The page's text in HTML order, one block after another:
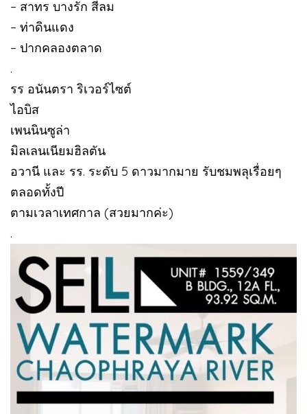
– สาทร บางรัก สีลม
– ท่าดินแดง
– ปากคลองตลาด
.
รร อนันตรา ริเวอร์ไซต์
ไอบิส
เพนนินซูล่า
มิลเลนเนียมฮิลตัน
อวานี และ รร. ระดับ 5 ดาวมากมาย รับชมพลุเรื่อยๆ
ตลอดทั้งปี
ตามเวลาเทศกาล (สวยมากค่ะ)
.